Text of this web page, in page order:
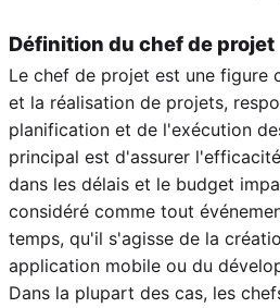
Définition du chef de projet
Le chef de projet est une figure
et la réalisation de projets,
planification et de l'exécution
principal est d'assurer
dans les délais et le budget
considéré comme tout
temps, qu'il s'agisse de la
application mobile ou du
Dans la plupart des cas, les